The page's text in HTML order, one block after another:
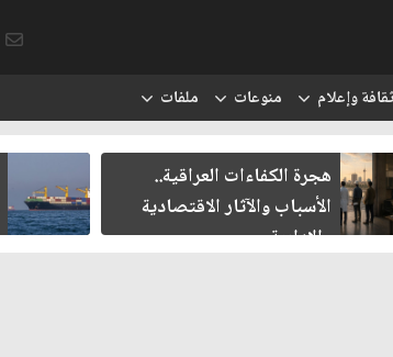
ثقافة وإعلام منوعات ملفات
هجرة الكفاءات العراقية..
الأسباب والآثار الاقتصادية
والإدارية